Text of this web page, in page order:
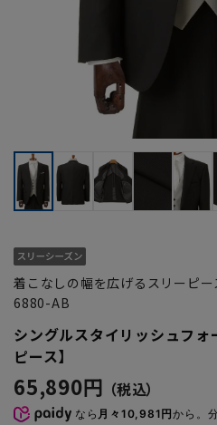
着こなしの幅を広げるスリーピ
6880-AB
シングルスタイリッシュフ
ピース】
65,890円
なら 月々10,981円から。